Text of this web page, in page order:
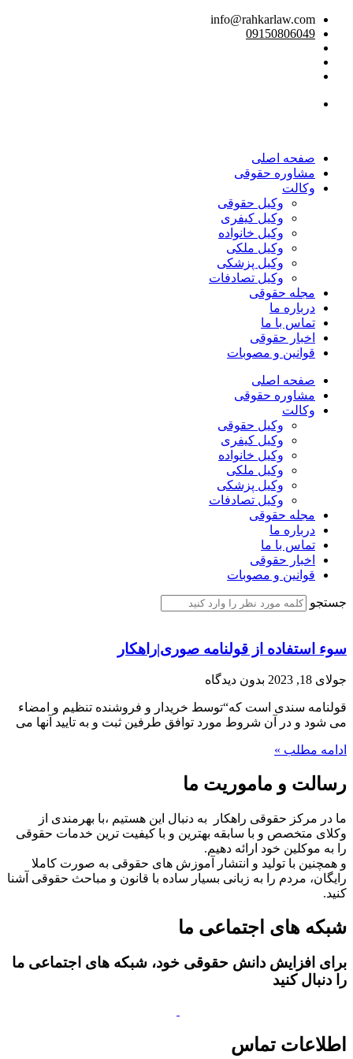
info@rahkarlaw.com
09150806049
صفحه اصلی
مشاوره حقوقی
وکالت
وکیل حقوقی
وکیل کیفری
وکیل خانواده
وکیل ملکی
وکیل پزشکی
وکیل تصادفات
مجله حقوقی
درباره ما
تماس با ما
اخبار حقوقی
قوانین و مصوبات
صفحه اصلی
مشاوره حقوقی
وکالت
وکیل حقوقی
وکیل کیفری
وکیل خانواده
وکیل ملکی
وکیل پزشکی
وکیل تصادفات
مجله حقوقی
درباره ما
تماس با ما
اخبار حقوقی
قوانین و مصوبات
جستجو
سوء استفاده از قولنامه صوری|راهکار
جولای 18, 2023 بدون دیدگاه
قولنامه سندی است که“توسط خریدار و فروشنده تنظیم و امضاء
می شود و در آن شروط مورد توافق طرفین ثبت و به تایید آنها می
ادامه مطلب »
رسالت و ماموریت ما
ما در مرکز حقوقی راهکار به دنبال این هستیم ،با بهرمندی از
وکلای متخصص و با سابقه بهترین و با کیفیت ترین خدمات حقوقی
را به موکلین خود ارائه دهیم.
و همچنین با تولید و انتشار آموزش های حقوقی به صورت کاملا
رایگان، مردم را به زبانی بسیار ساده با قانون و مباحث حقوقی آشنا
کنید.
شبکه های اجتماعی ما
برای افزایش دانش حقوقی خود، شبکه های اجتماعی ما
را دنبال کنید
اطلاعات تماس